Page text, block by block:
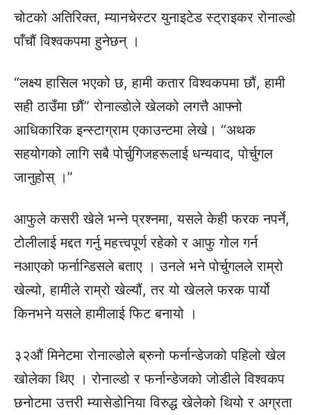
चोटको अतिरिक्त, म्यानचेस्टर युनाइटेड स्ट्राइकर रोनाल्डो
पाँचौं विश्वकपमा हुनेछन् ।
“लक्ष्य हासिल भएको छ, हामी कतार विश्वकपमा छौं, हामी
सही ठाउँमा छौं” रोनाल्डोले खेलको लगत्तै आफ्नो
आधिकारिक इन्स्टाग्राम एकाउन्टमा लेखे। “अथक
सहयोगको लागि सबै पोर्चुगिजहरूलाई धन्यवाद, पोर्चुगल
जानुहोस् ।”
आफुले कसरी खेले भन्ने प्रश्नमा, यसले केही फरक नपर्ने,
टोलीलाई मद्दत गर्नु महत्त्वपूर्ण रहेको र आफु गोल गर्न
नआएको फर्नान्डिसले बताए । उनले भने पोर्चुगलले राम्रो
खेल्यो, हामीले राम्रो खेल्यौं, तर यो खेलले फरक पार्यो
किनभने यसले हामीलाई फिट बनायो ।
३२औं मिनेटमा रोनाल्डोले ब्रुनो फर्नान्डेजको पहिलो खेल
खोलेका थिए । रोनाल्डो र फर्नान्डेजको जोडीले विश्वकप
छनोटमा उत्तरी म्यासेडोनिया विरुद्ध खेलेको थियो र अग्रता